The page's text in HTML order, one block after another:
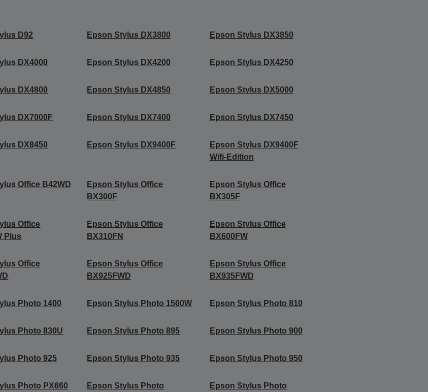
D92 Epson Stylus DX3800 Epson Stylus DX3850
DX4000 Epson Stylus DX4200 Epson Stylus DX4250
DX4800 Epson Stylus DX4850 Epson Stylus DX5000
DX7000F Epson Stylus DX7400 Epson Stylus DX7450
DX8450 Epson Stylus DX9400F
Epson Stylus DX9400F
Wifi-Edition
Office B42WD
Epson Stylus Office
BX300F
Epson Stylus Office
BX305F
Office
Plus
Epson Stylus Office
BX310FN
Epson Stylus Office
BX600FW
Office
Epson Stylus Office
BX925FWD
Epson Stylus Office
BX935FWD
Photo 1400 Epson Stylus Photo 1500W Epson Stylus Photo 810
Photo 830U Epson Stylus Photo 895 Epson Stylus Photo 900
Photo 925 Epson Stylus Photo 935 Epson Stylus Photo 950
Photo PX660 Epson Stylus Photo Epson Stylus Photo